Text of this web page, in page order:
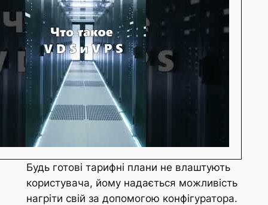
Будь готові тарифні плани не влаштують
користувача, йому надається можливість
нагріти свій за допомогою конфігуратора.